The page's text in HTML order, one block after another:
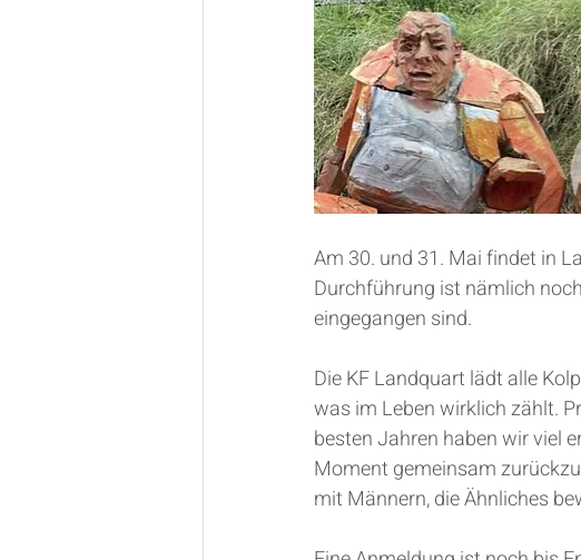
Am 30. und 31. Mai findet in
Durchführung ist nämlich
eingegangen sind.
Die KF Landquart lädt alle
was im Leben wirklich zählt.
besten Jahren haben wir viel
Moment gemeinsam
mit Männern, die Ähnliches